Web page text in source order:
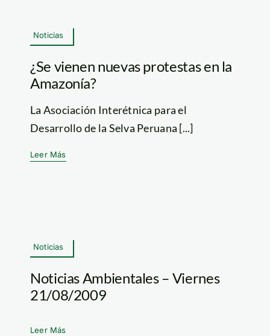
Noticias
¿Se vienen nuevas protestas en la
Amazonía?
La Asociación Interétnica para el
Desarrollo de la Selva Peruana [...]
Leer Más
Noticias
Noticias Ambientales – Viernes
21/08/2009
Leer Más